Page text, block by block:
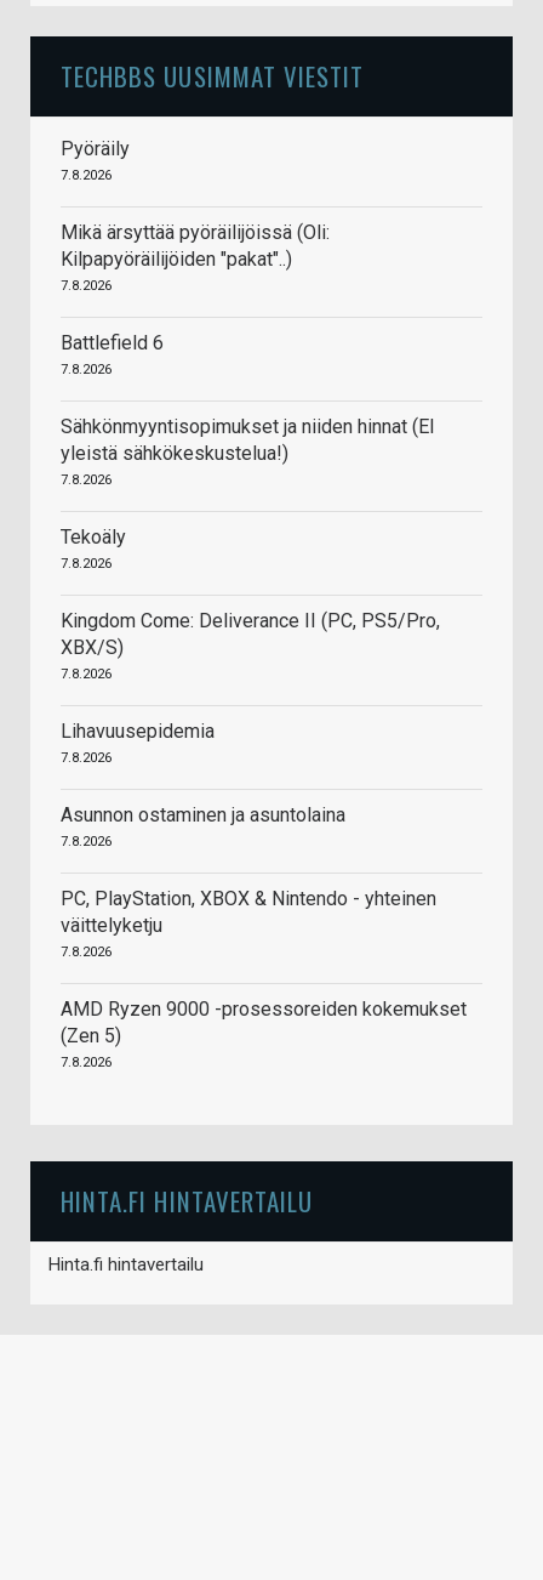
TECHBBS UUSIMMAT VIESTIT
Pyöräily
7.8.2026
Mikä ärsyttää pyöräilijöissä (Oli:
Kilpapyöräilijöiden "pakat"..)
7.8.2026
Battlefield 6
7.8.2026
Sähkönmyyntisopimukset ja niiden hinnat (EI
yleistä sähkökeskustelua!)
7.8.2026
Tekoäly
7.8.2026
Kingdom Come: Deliverance II (PC, PS5/Pro,
XBX/S)
7.8.2026
Lihavuusepidemia
7.8.2026
Asunnon ostaminen ja asuntolaina
7.8.2026
PC, PlayStation, XBOX & Nintendo - yhteinen
väittelyketju
7.8.2026
AMD Ryzen 9000 -prosessoreiden kokemukset
(Zen 5)
7.8.2026
HINTA.FI HINTAVERTAILU
Hinta.fi hintavertailu